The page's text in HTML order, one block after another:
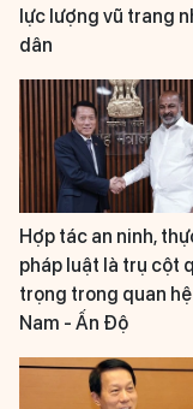
lực lượng vũ trang
dân
Hợp tác an ninh,
pháp luật là trụ cột
trọng trong quan
Nam - Ấn Độ